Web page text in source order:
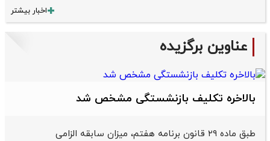
اخبار بیشتر
عناوین برگزیده
بالاخره تکلیف بازنشستگی مشخص شد
طبق ماده ۲۹ قانون برنامه هفتم، میزان سابقه الزامی